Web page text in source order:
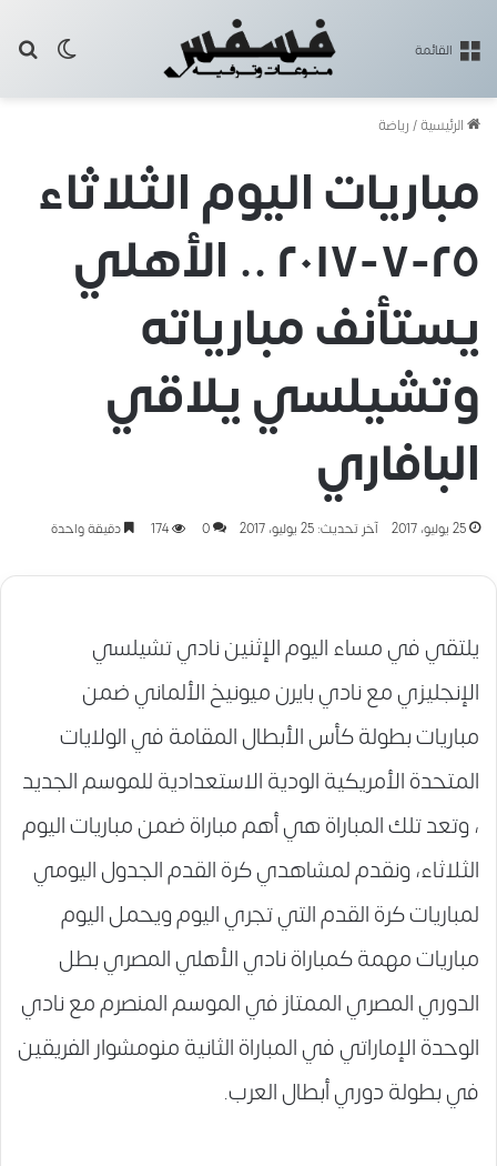
القائمة
الرئيسية/رياضة
مباريات اليوم الثلاثاء
٢٥-٧-٢٠١٧ .. الأهلي
يستأنف مبارياته
وتشيلسي يلاقي
البافاري
25 يوليو، 2017 آخر تحديث: 25 يوليو، 2017 0
174 دقيقة واحدة
يلتقي في مساء اليوم الإثنين نادي تشيلسي
الإنجليزي مع نادي بايرن ميونيخ الألماني ضمن
مباريات بطولة كأس الأبطال المقامة في الولايات
المتحدة الأمريكية الودية الاستعدادية للموسم الجديد
، وتعد تلك المباراة هي أهم مباراة ضمن مباريات اليوم
الثلاثاء، ونقدم لمشاهدي كرة القدم الجدول اليومي
لمباريات كرة القدم التي تجري اليوم ويحمل اليوم
مباريات مهمة كمباراة نادي الأهلي المصري بطل
الدوري المصري الممتاز في الموسم المنصرم مع نادي
الوحدة الإماراتي في المباراة الثانية منومشوار الفريقين
في بطولة دوري أبطال العرب.